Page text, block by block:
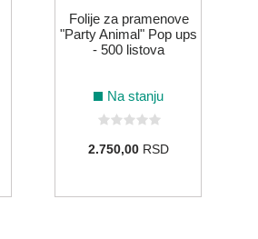
Folije za pramenove
"Party Animal" Pop ups
- 500 listova
Na stanju
2.750,00RSD